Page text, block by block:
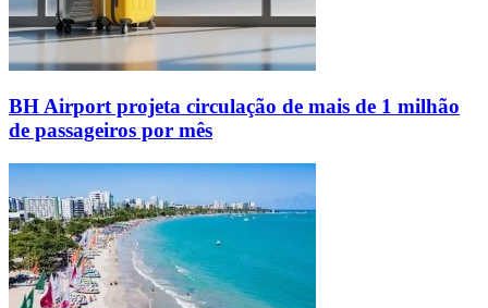
BH Airport projeta circulação de mais de 1 milhão
de passageiros por mês